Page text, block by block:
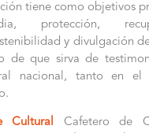
tiene como objetivos
protección,
y divulgación
de que sirva de
nacional, tanto en el
Cultural Cafetero de